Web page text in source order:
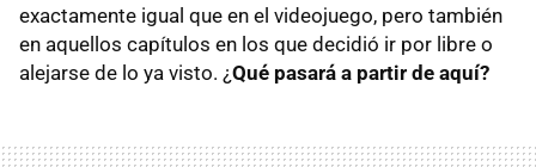
exactamente igual que en el videojuego, pero también
en aquellos capítulos en los que decidió ir por libre o
alejarse de lo ya visto. ¿Qué pasará a partir de aquí?